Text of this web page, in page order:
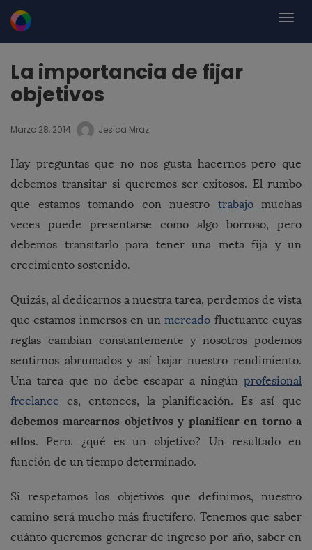
La importancia de fijar
objetivos
Marzo 28, 2014 Jesica Mraz
Hay preguntas que no nos gusta hacernos pero que
debemos transitar si queremos ser exitosos. El rumbo
que estamos tomando con nuestro trabajo muchas
veces puede presentarse como algo borroso, pero
debemos transitarlo para tener una meta fija y un
crecimiento sostenido.
Quizás, al dedicarnos a nuestra tarea, perdemos de vista
que estamos inmersos en unmercado fluctuante cuyas
reglas cambian constantemente y nosotros podemos
sentirnos abrumados y así bajar nuestro rendimiento.
Una tarea que no debe escapar a ningún profesional
freelance es, entonces, la planificación. Es así que
debemos marcarnos objetivos y planificar en torno a
ellos. Pero, ¿qué es un objetivo? Un resultado en
función de un tiempo determinado.
Si respetamos los objetivos que definimos, nuestro
camino será mucho más fructífero. Tenemos que saber
cuánto queremos generar de ingreso por año, saber en